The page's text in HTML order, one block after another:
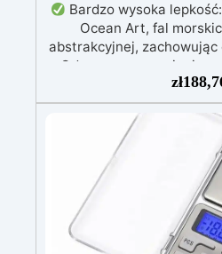
Bardzo wysoka
Ocean Art, fal
abstrakcyjnej,
Odporna na
żółknięciu i utrzymuje
długi czas
wilgotności: Zapewnia
trwałe rezultaty
samopoziomująca,
utwardzeniu
Idealna do
paneli artystycznych i
każdy projekt w
zł